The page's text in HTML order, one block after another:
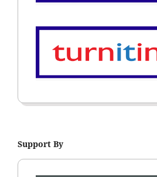
Support By